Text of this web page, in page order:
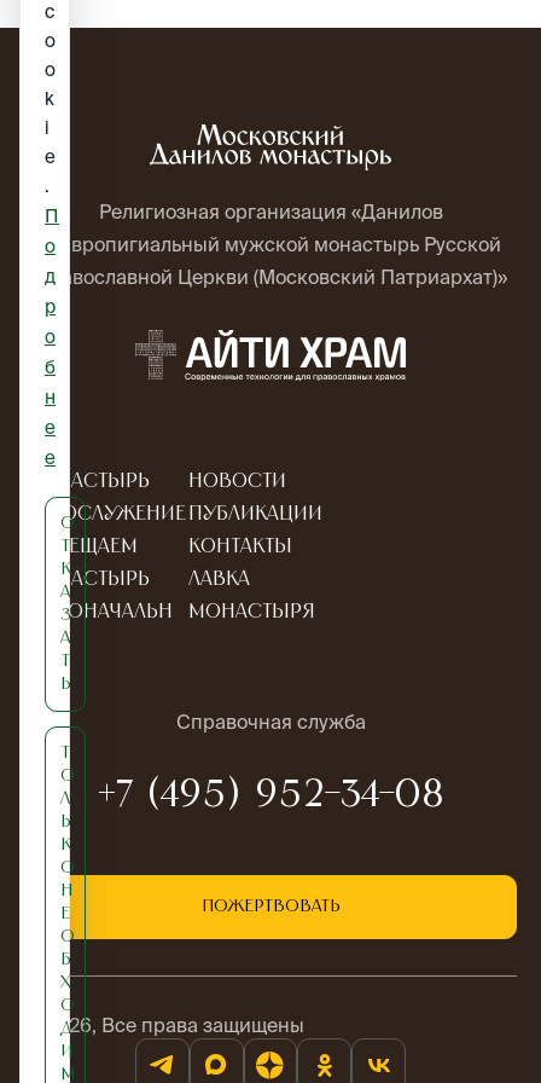
Религиозная организация «Данилов
ставропигиальный мужской монастырь Русской
Православной Церкви (Московский Патриархат)»
Монастырь
Богослужение
Посещаем
монастырь
Новоначальн
Новости
Публикации
Контакты
Лавка
монастыря
Справочная служба
+7 (495) 952-34-08
Пожертвовать
© 2026, Все права защищены
c
o
o
k
i
e
.
П
о
д
р
о
б
н
е
е
О
т
к
а
з
а
т
ь
Т
о
л
ь
к
о
н
е
о
б
х
о
д
и
м